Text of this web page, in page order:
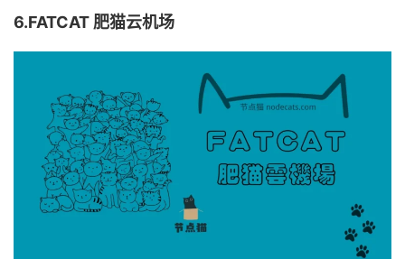
6.FATCAT 肥猫云机场